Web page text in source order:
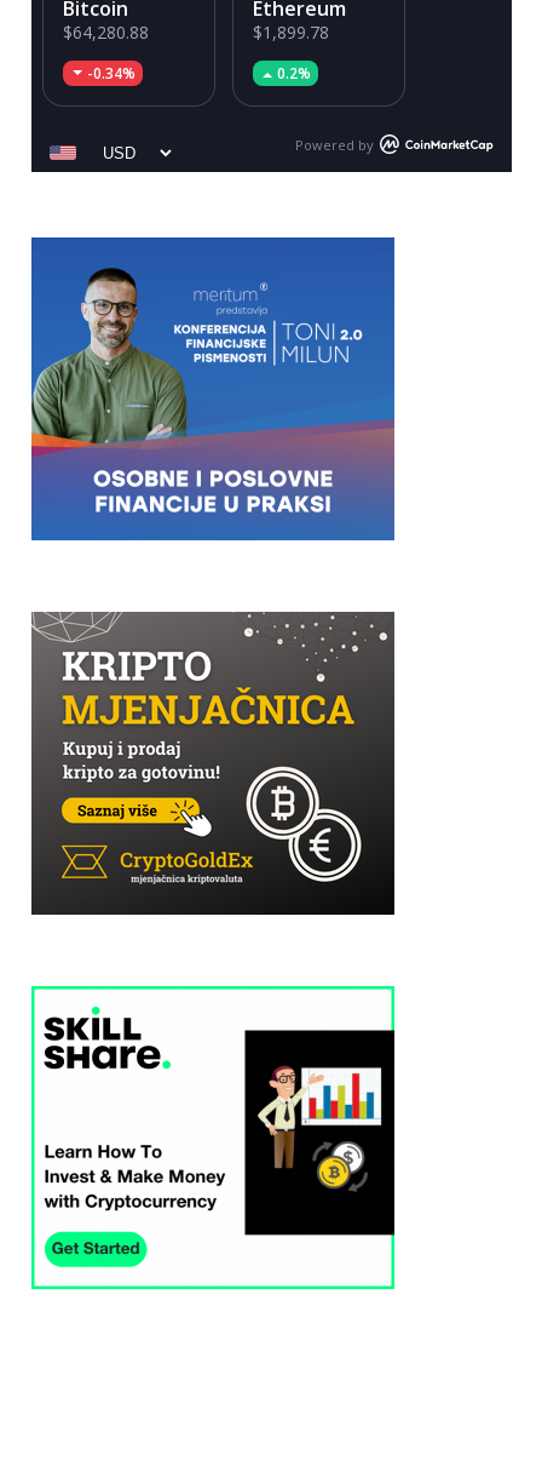
Bitcoin
$64,280.88
-0.34%
Ethereum
$1,899.78
0.2%
Powered by